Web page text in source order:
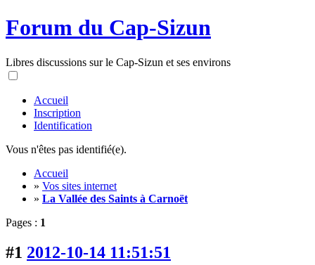
Forum du Cap-Sizun
Libres discussions sur le Cap-Sizun et ses environs
Accueil
Inscription
Identification
Vous n'êtes pas identifié(e).
Accueil
» Vos sites internet
» La Vallée des Saints à Carnoët
Pages : 1
#1 2012-10-14 11:51:51